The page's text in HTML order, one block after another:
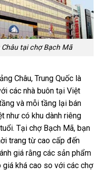
tại chợ Bạch Mã
Châu, Trung Quốc là
các nhà buôn tại Việt
và mỗi tầng lại bán
như có khu dành riêng
Tại chợ Bạch Mã, bạn
trang từ cao cấp đến
giá rằng các sản phẩm
khá cao so với các chợ